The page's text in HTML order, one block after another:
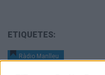
ETIQUETES:
Ràdio Manlleu